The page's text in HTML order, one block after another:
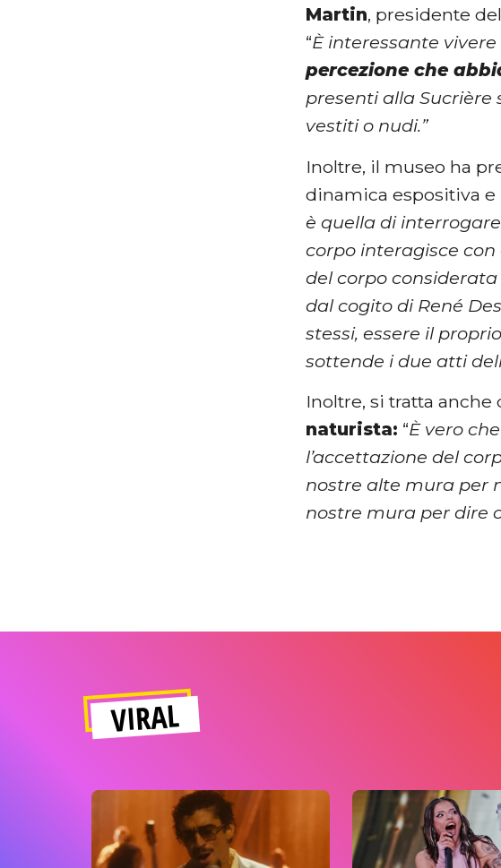
Martin, presidente
“È interessante
percezione che
presenti alla
vestiti o nudi.”
Inoltre, il museo ha
dinamica espositiva e
è quella di
corpo interagisce
del corpo
dal cogito di René
stessi, essere il
sottende i due atti
Inoltre, si tratta anche
naturista: “È vero
l’accettazione del
nostre alte mura per
nostre mura per dire
VIRAL